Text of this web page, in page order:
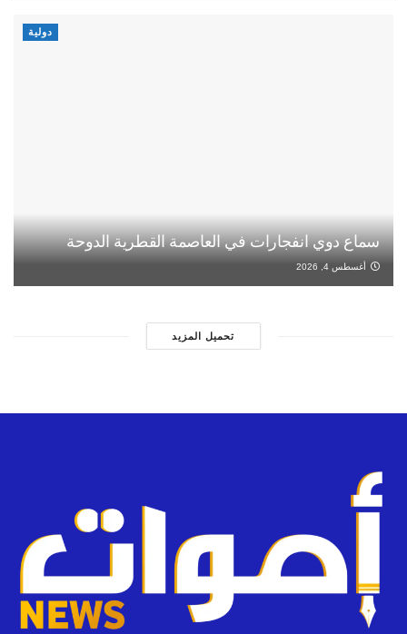
دولية
سماع دوي انفجارات في العاصمة القطرية الدوحة
أغسطس 4, 2026
تحميل المزيد